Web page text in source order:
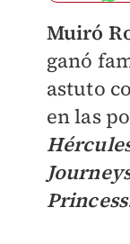
Muiró
ganó
astuto
en las
Princess